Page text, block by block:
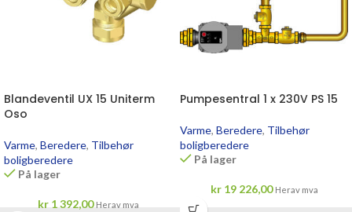
Blandeventil UX 15 Uniterm
Oso
Varme, Beredere, Tilbehør
boligberedere
På lager
kr1 392,00 Herav mva
Pumpesentral 1 x 230V PS 15
Varme, Beredere, Tilbehør
boligberedere
På lager
kr19 226,00 Herav mva